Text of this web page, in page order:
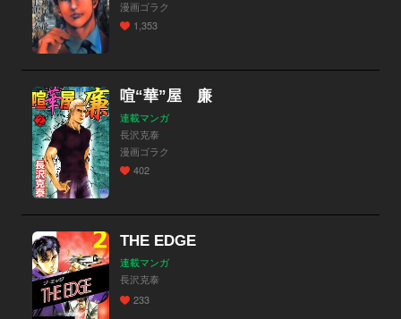
漫画ゴラク
1,353
喧“華”屋 廉
連載マンガ
長沢克泰
漫画ゴラク
402
THE EDGE
連載マンガ
長沢克泰
233